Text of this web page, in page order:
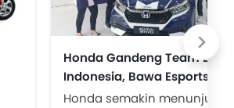
Honda Gandeng Team Liquid
Indonesia, Bawa Esports ke
Dunia Otomotif
Honda semakin menunjukkan